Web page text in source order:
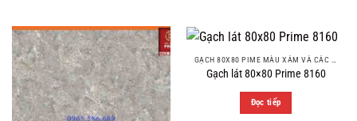
Gạch lát 80×80 Prime 8160
Đọc tiếp